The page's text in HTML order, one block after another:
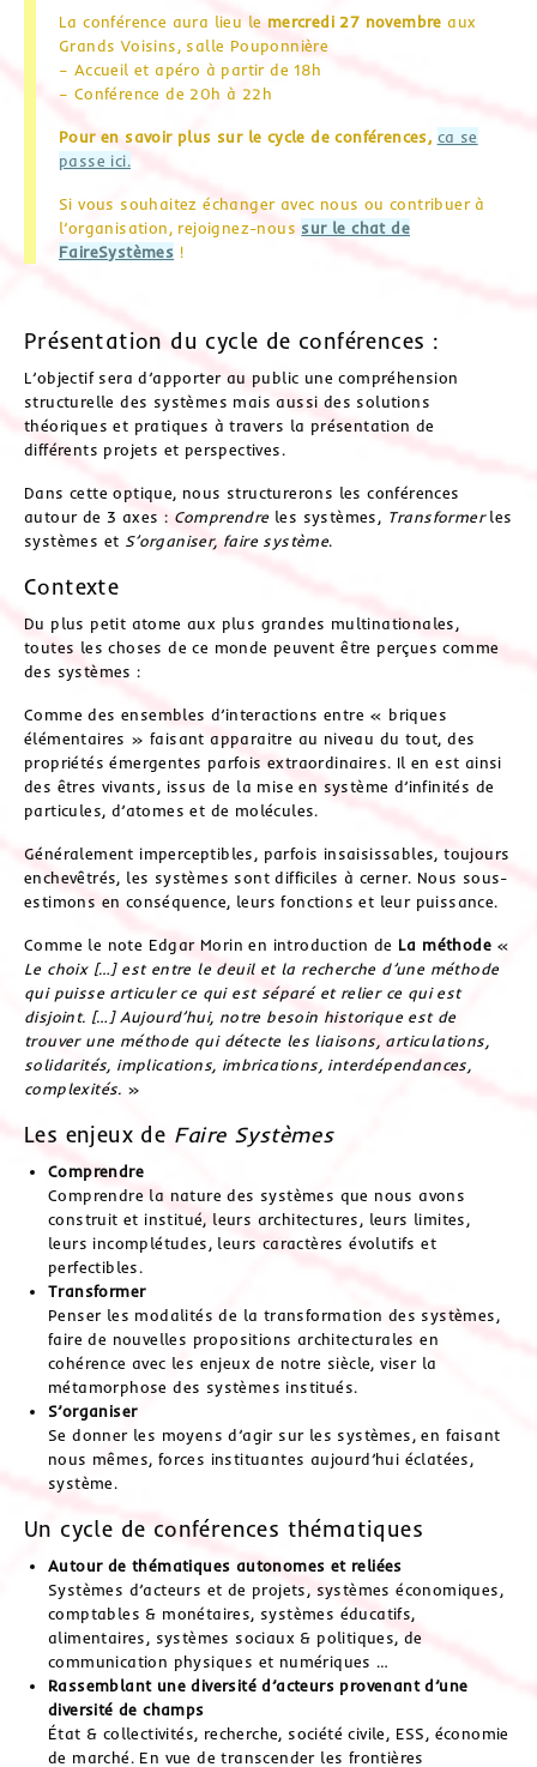
La conférence aura lieu le mercredi 27 novembre aux
Grands Voisins, salle Pouponnière
– Accueil et apéro à partir de 18h
– Conférence de 20h à 22h
Pour en savoir plus sur le cycle de conférences, ca se
passe ici.
Si vous souhaitez échanger avec nous ou contribuer à
l’organisation, rejoignez-nous sur le chat de
FaireSystèmes !
Présentation du cycle de conférences :
L’objectif sera d’apporter au public une compréhension
structurelle des systèmes mais aussi des solutions
théoriques et pratiques à travers la présentation de
différents projets et perspectives.
Dans cette optique, nous structurerons les conférences
autour de 3 axes : Comprendreles systèmes, Transformerles
systèmes et S’organiser, faire système.
Contexte
Du plus petit atome aux plus grandes multinationales,
toutes les choses de ce monde peuvent être perçues comme
des systèmes :
Comme des ensembles d’interactions entre « briques
élémentaires » faisant apparaitre au niveau du tout, des
propriétés émergentes parfois extraordinaires. Il en est ainsi
des êtres vivants, issus de la mise en système d’infinités de
particules, d’atomes et de molécules.
Généralement imperceptibles, parfois insaisissables, toujours
enchevêtrés, les systèmes sont difficiles à cerner. Nous sous-
estimons en conséquence, leurs fonctions et leur puissance.
Comme le note Edgar Morin en introduction de La méthode «
Le choix […] est entre le deuil et la recherche d’une méthode
qui puisse articuler ce qui est séparé et relier ce qui est
disjoint. […] Aujourd’hui, notre besoin historique est de
trouver une méthode qui détecte les liaisons, articulations,
solidarités, implications, imbrications, interdépendances,
complexités. »
Les enjeux de Faire Systèmes
Comprendre
Comprendre la nature des systèmes que nous avons
construit et institué, leurs architectures, leurs limites,
leurs incomplétudes, leurs caractères évolutifs et
perfectibles.
Transformer
Penser les modalités de la transformation des systèmes,
faire de nouvelles propositions architecturales en
cohérence avec les enjeux de notre siècle, viser la
métamorphose des systèmes institués.
S’organiser
Se donner les moyens d’agir sur les systèmes, en faisant
nous mêmes, forces instituantes aujourd’hui éclatées,
système.
Un cycle de conférences thématiques
Autour de thématiques autonomes et reliées
Systèmes d’acteurs et de projets, systèmes économiques,
comptables & monétaires, systèmes éducatifs,
alimentaires, systèmes sociaux & politiques, de
communication physiques et numériques …
Rassemblant une diversité d’acteurs provenant d’une
diversité de champs
État & collectivités, recherche, société civile, ESS, économie
de marché. En vue de transcender les frontières